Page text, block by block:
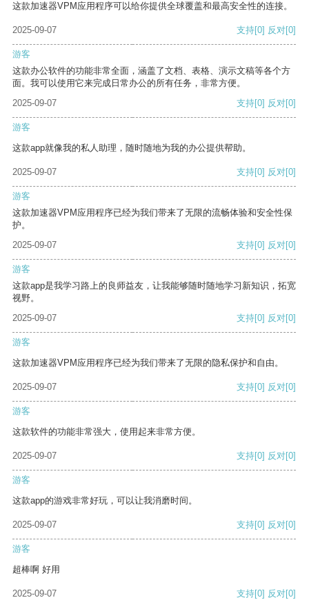
这款加速器VPM应用程序可以给你提供全球覆盖和最高安全性的连接。
2025-09-07 支持[0] 反对[0]
游客
这款办公软件的功能非常全面，涵盖了文档、表格、演示文稿等各个方
面。我可以使用它来完成日常办公的所有任务，非常方便。
2025-09-07
支持[0] 反对[0]
游客
这款app就像我的私人助理，随时随地为我的办公提供帮助。
2025-09-07 支持[0] 反对[0]
游客
这款加速器VPM应用程序已经为我们带来了无限的流畅体验和安全性保
护。
2025-09-07
支持[0] 反对[0]
游客
这款app是我学习路上的良师益友，让我能够随时随地学习新知识，拓宽
视野。
2025-09-07
支持[0] 反对[0]
游客
这款加速器VPM应用程序已经为我们带来了无限的隐私保护和自由。
2025-09-07 支持[0] 反对[0]
游客
这款软件的功能非常强大，使用起来非常方便。
2025-09-07 支持[0] 反对[0]
游客
这款app的游戏非常好玩，可以让我消磨时间。
2025-09-07 支持[0] 反对[0]
游客
超棒啊 好用
2025-09-07 支持[0] 反对[0]